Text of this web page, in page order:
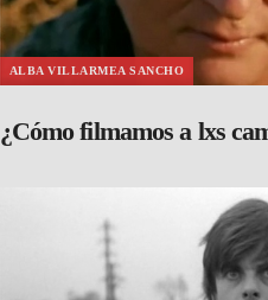
ALBA VILLARMEA SANCHO
¿Cómo filmamos a lxs